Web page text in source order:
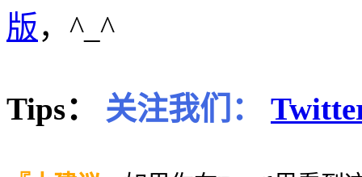
版，^_^
Tips： 关注我们：